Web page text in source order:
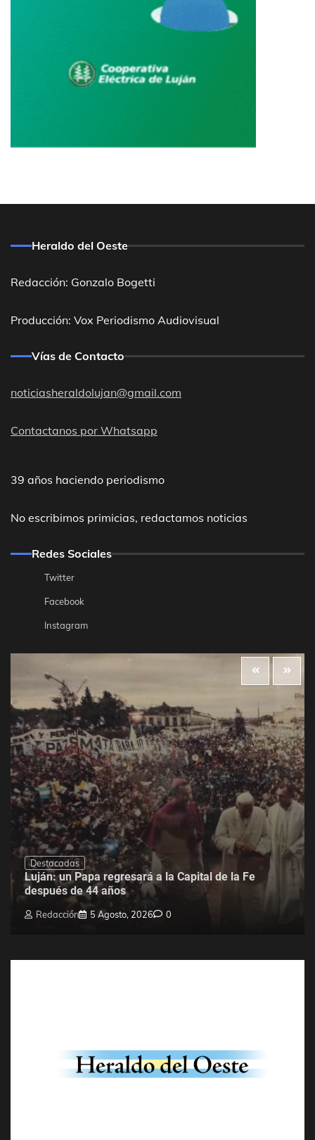
Heraldo del Oeste
Redacción: Gonzalo Bogetti
Producción: Vox Periodismo Audiovisual
Vías de Contacto
noticiasheraldolujan@gmail.com
Contactanos por Whatsapp
39 años haciendo periodismo
No escribimos primicias, redactamos noticias
Redes Sociales
Twitter
Facebook
Instagram
Destacadas
Luján: un Papa regresará a la Capital de la Fe
después de 44 años
Redacción 5 Agosto, 2026 0